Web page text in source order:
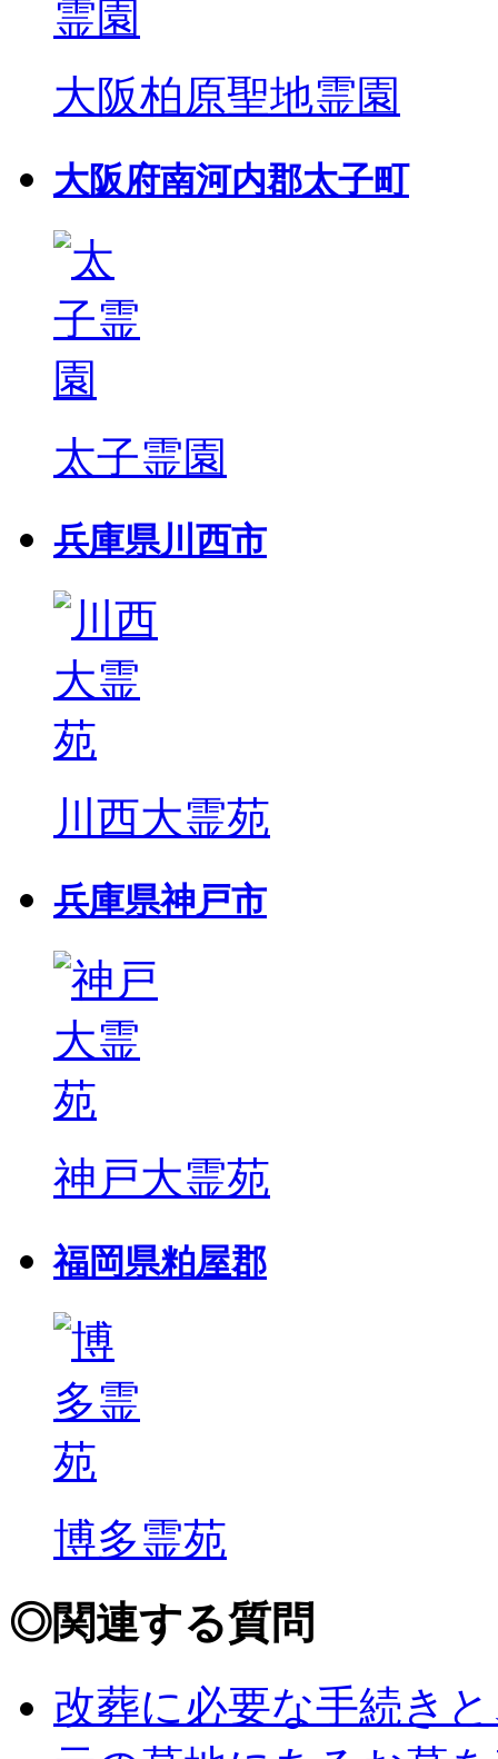
大阪柏原聖地霊園
大阪府南河内郡太子町
太子霊園
兵庫県川西市
川西大霊苑
兵庫県神戸市
神戸大霊苑
福岡県粕屋郡
博多霊苑
◎関連する質問
改葬に必要な手続き